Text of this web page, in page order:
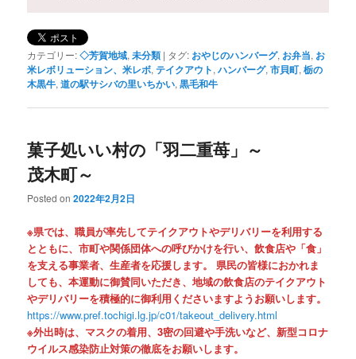
カテゴリー:◇芳賀地域,未分類 | タグ: おやじのハンバーグ, お弁当, お
米レボリューション、米レボ,テイクアウト,ハンバーグ,市貝町,栃の
木黒牛,道の駅サシバの里いちかい,黒毛和牛
菓子処いい村の「羽二重苺」～
茂木町～
Posted on2022年2月2日
※県では、職員が率先してテイクアウトやデリバリーを利用する
とともに、市町や関係団体への呼びかけを行い、飲食店や「食」
を支える事業者、生産者を応援します。 県民の皆様におかれま
しても、本運動に御賛同いただき、地域の飲食店のテイクアウト
やデリバリーを積極的に御利用くださいますようお願いします。
https://www.pref.tochigi.lg.jp/c01/takeout_delivery.html
※外出時は、マスクの着用、3密の回避や手洗いなど、新型コロナ
ウイルス感染防止対策の徹底をお願いします。